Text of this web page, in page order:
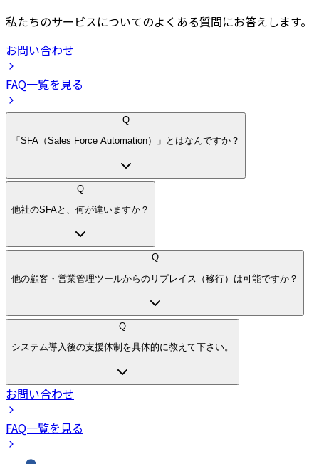
私たちのサービスについてのよくある質問にお答えします。
お問い合わせ
FAQ一覧を見る
Q
「SFA（Sales Force Automation）」とはなんですか？
Q
他社のSFAと、何が違いますか？
Q
他の顧客・営業管理ツールからのリプレイス（移行）は可能ですか？
Q
システム導入後の支援体制を具体的に教えて下さい。
お問い合わせ
FAQ一覧を見る